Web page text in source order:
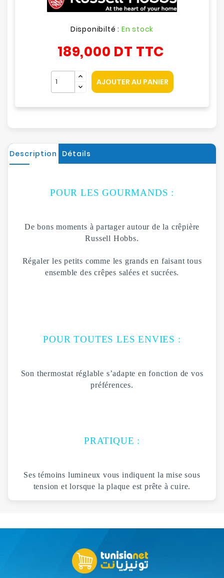
Disponibilté : En stock
189,000 DT TTC
AJOUTER AU PANIER
Description Détails
POUR LES GOURMANDS :
De bons moments à partager autour de la crêpière
Russell Hobbs.
Régaler les petits comme les grands en faisant tous
ensemble des crêpes salées et sucrées.
POUR TOUTES LES ENVIES :
Son thermostat réglable s’adapte en fonction de vos
préférences.
PRATIQUE :
Ses témoins lumineux vous indiquent la mise sous
tension et lorsque la plaque est prête à cuire.